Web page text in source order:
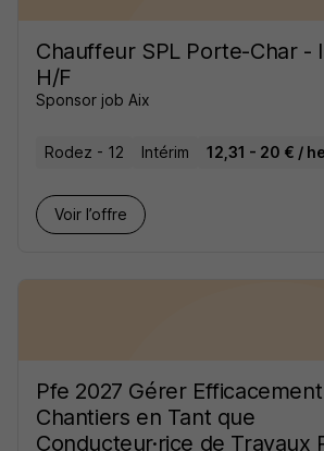
Chauffeur SPL Porte-Char -
H/F
Sponsor job Aix
Rodez - 12 Intérim 12,31 - 20 € /
Voir l’offre
Pfe 2027 Gérer
Chantiers en Tant que
Conducteur·rice de Travaux